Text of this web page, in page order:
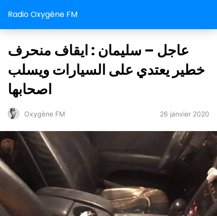
Radio Oxygène FM
عاجل – سليمان : ايقاف منحرف
خطير يعتدي على السيارات ويسلب
اصحابها
Oxygène FM 26 janvier 2020